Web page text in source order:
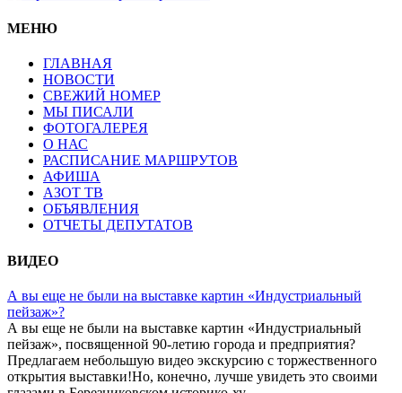
МЕНЮ
ГЛАВНАЯ
НОВОСТИ
СВЕЖИЙ НОМЕР
МЫ ПИСАЛИ
ФОТОГАЛЕРЕЯ
О НАС
РАСПИСАНИЕ МАРШРУТОВ
АФИША
АЗОТ ТВ
ОБЪЯВЛЕНИЯ
ОТЧЕТЫ ДЕПУТАТОВ
ВИДЕО
А вы еще не были на выставке картин «Индустриальный
пейзаж»?
А вы еще не были на выставке картин «Индустриальный
пейзаж», посвященной 90-летию города и предприятия?
Предлагаем небольшую видео экскурсию с торжественного
открытия выставки!Но, конечно, лучше увидеть это своими